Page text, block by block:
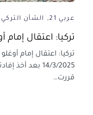
عربي 21 الشأن التركي
تركيا: اعتقال
14/3/2025 بعد
قررت…